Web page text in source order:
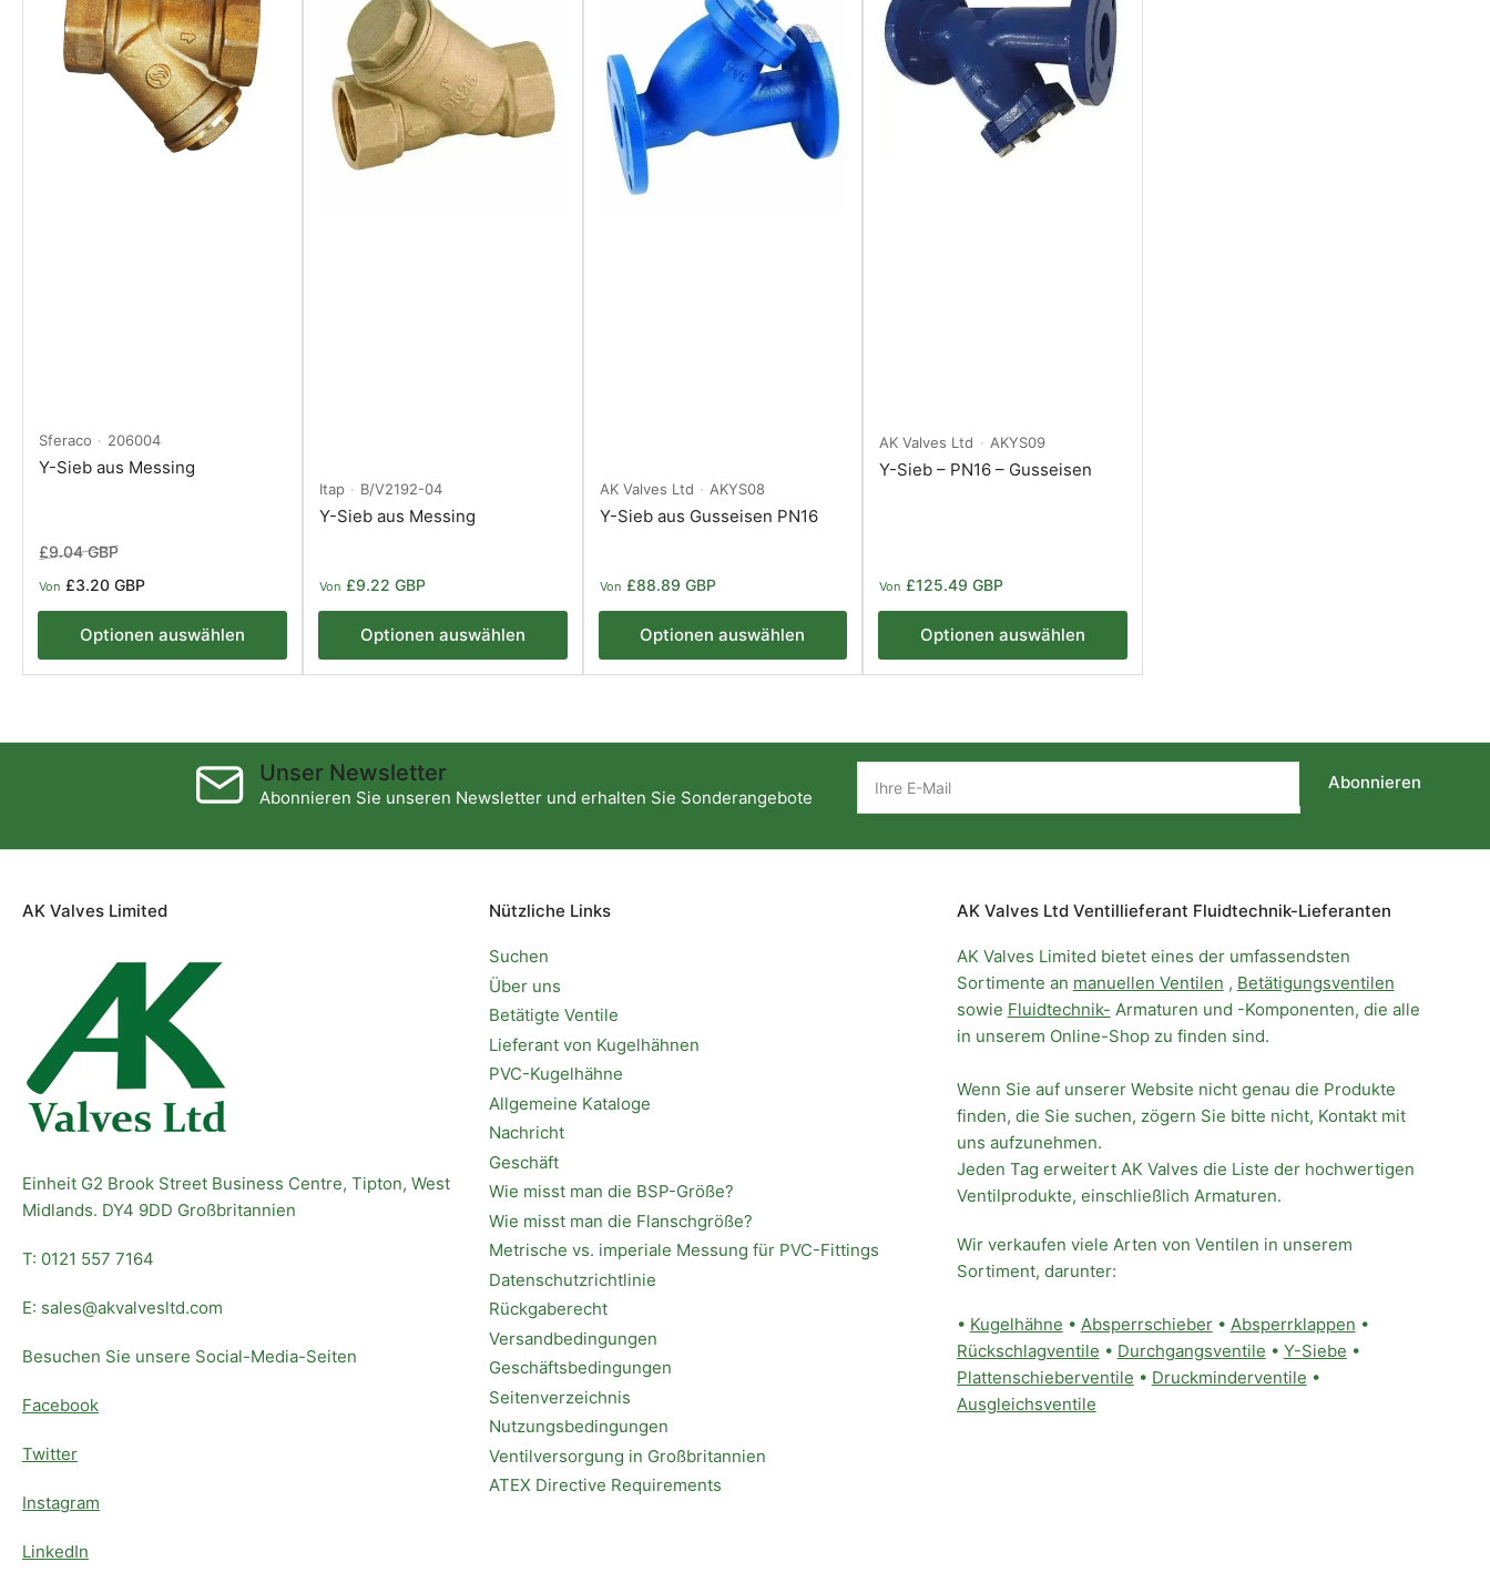
Sferaco 206004
Y-Sieb aus Messing
Normaler
Preis
£9.04 GBPAusverkaufspreis
Von £3.20 GBP
Optionen auswählen
Itap B/V2192-04
Y-Sieb aus Messing
Normaler
Von £9.22 GBP
Optionen auswählen
AK Valves Ltd AKYS08
Y-Sieb aus Gusseisen PN16
Normaler
Von £88.89 GBP
Optionen auswählen
AK Valves Ltd AKYS09
Y-Sieb – PN16 – Gusseisen
Normaler
Von £125.49 GBP
Optionen auswählen
Unser Newsletter
Abonnieren Sie unseren Newsletter und erhalten Sie Sonderangebote
Mail
Abonnieren
AK Valves Limited
Einheit G2 Brook Street Business Centre, Tipton, West
Midlands. DY4 9DD Großbritannien
T: 0121 557 7164
E: sales@akvalvesltd.com
Besuchen Sie unsere Social-Media-Seiten
Facebook
Twitter
Instagram
LinkedIn
Nützliche Links
Suchen
Über uns
Betätigte Ventile
Lieferant von Kugelhähnen
PVC-Kugelhähne
Allgemeine Kataloge
Nachricht
Geschäft
Wie misst man die BSP-Größe?
Wie misst man die Flanschgröße?
Metrische vs. imperiale Messung für PVC-Fittings
Datenschutzrichtlinie
Rückgaberecht
Versandbedingungen
Geschäftsbedingungen
Seitenverzeichnis
Nutzungsbedingungen
Ventilversorgung in Großbritannien
ATEX Directive Requirements
AK Valves Ltd Ventillieferant Fluidtechnik-Lieferanten
AK Valves Limited bietet eines der umfassendsten
Sortimente an manuellen Ventilen , Betätigungsventilen
sowie Fluidtechnik- Armaturen und -Komponenten, die alle
in unserem Online-Shop zu finden sind.
Wenn Sie auf unserer Website nicht genau die Produkte
finden, die Sie suchen, zögern Sie bitte nicht, Kontakt mit
uns aufzunehmen.
Jeden Tag erweitert AK Valves die Liste der hochwertigen
Ventilprodukte, einschließlich Armaturen.
Wir verkaufen viele Arten von Ventilen in unserem
Sortiment, darunter:
• Kugelhähne • Absperrschieber• Absperrklappen •
Rückschlagventile • Durchgangsventile • Y-Siebe •
Plattenschieberventile • Druckminderventile •
Ausgleichsventile